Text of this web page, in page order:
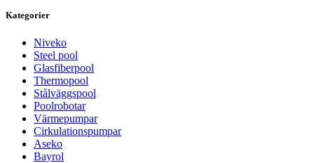
Kategorier
Niveko
Steel pool
Glasfiberpool
Thermopool
Stålväggspool
Poolrobotar
Värmepumpar
Cirkulationspumpar
Aseko
Bayrol